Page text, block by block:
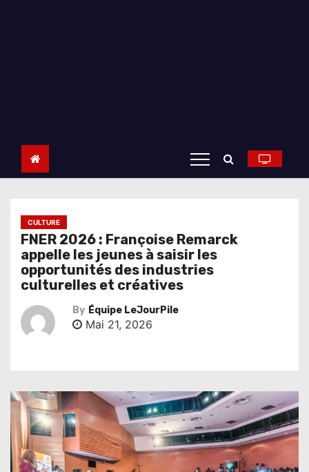
CULTURE
FNER 2026 : Françoise Remarck
appelle les jeunes à saisir les
opportunités des industries
culturelles et créatives
By Équipe LeJourPile
Mai 21, 2026